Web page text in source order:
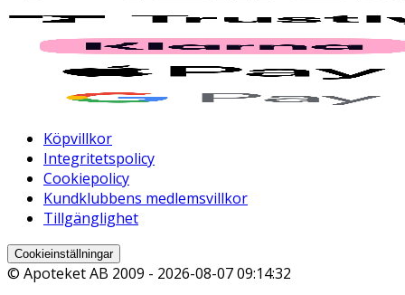
Köpvillkor
Integritetspolicy
Cookiepolicy
Kundklubbens medlemsvillkor
Tillgänglighet
Cookieinställningar
© Apoteket AB 2009 - 2026-08-07 09:14:32